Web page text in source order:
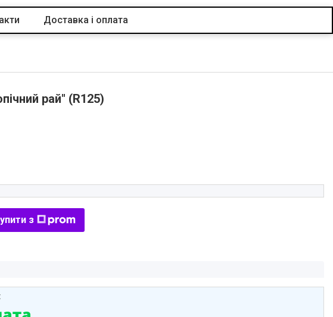
Доставка і оплата
рай" (R125)
з